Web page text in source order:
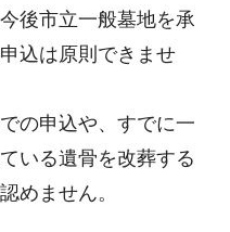
後市立一般墓地を承
込は原則できませ
の申込や、すでに一
いる遺骨を改葬する
めません。